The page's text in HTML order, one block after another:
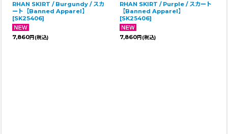
RHAN SKIRT / Burgundy / スカ
ート【Banned Apparel】
[SK25406]
7,860円 (税込)
RHAN SKIRT / Purple / スカート
【Banned Apparel】
[SK25406]
7,860円 (税込)